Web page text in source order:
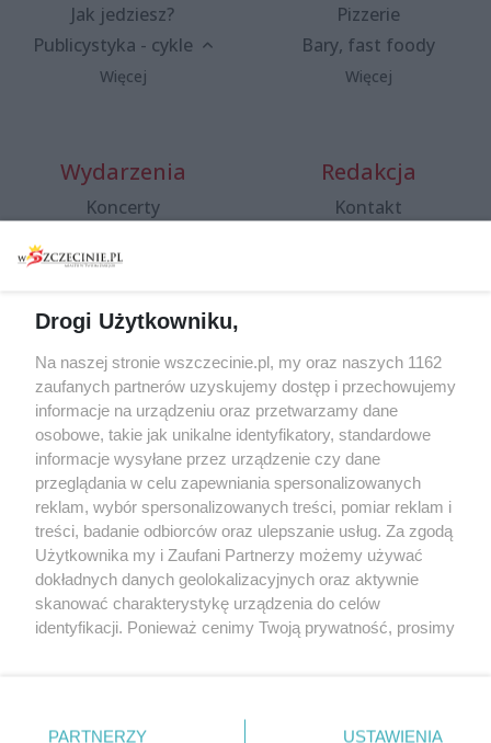
Jak jedziesz?
Publicystyka - cykle
Więcej
Pizzerie
Bary, fast foody
Więcej
Wydarzenia
Koncerty
Spacery i oprowadzania
targi
Wernisaże
Więcej
Redakcja
Kontakt
Specjalny koncert z okazji
20. urodzin portalu
wSzczecinie.pl
Regulamin konkursów
śniadaniówka "Hej
Szczecin! Jest piątek!"
Partnerzy
Praca Szczecin
Drogi Użytkowniku,
Na naszej stronie wszczecinie.pl, my oraz naszych 1162
zaufanych partnerów uzyskujemy dostęp i przechowujemy
informacje na urządzeniu oraz przetwarzamy dane
osobowe, takie jak unikalne identyfikatory, standardowe
informacje wysyłane przez urządzenie czy dane
przeglądania w celu zapewniania spersonalizowanych
reklam, wybór spersonalizowanych treści, pomiar reklam i
treści, badanie odbiorców oraz ulepszanie usług. Za zgodą
Użytkownika my i Zaufani Partnerzy możemy używać
dokładnych danych geolokalizacyjnych oraz aktywnie
skanować charakterystykę urządzenia do celów
identyfikacji. Ponieważ cenimy Twoją prywatność, prosimy
prywatności znajdujący się w lewym dolnym rogu strony
PARTNERZY USTAWIENIA